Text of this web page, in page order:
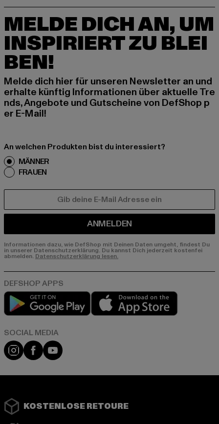
MELDE DICH AN, UM
INSPIRIERT ZU BLEI
BEN!
Melde dich hier für unseren Newsletter an und
erhalte künftig Informationen über aktuelle Tre
nds, Angebote und Gutscheine von DefShop p
er E-Mail!
An welchen Produkten bist du interessiert?
MÄNNER
FRAUEN
ANMELDEN
Informationen dazu, wie DefShop mit Deinen Daten umgeht, findest Du
in unserer Datenschutzerklärung. Du kannst Dich jederzeit kostenfei
abmelden. Datenschutzerklärung lesen.
Play market
Instagram
FacebookYouTube
KOSTENLOSE RETOURE